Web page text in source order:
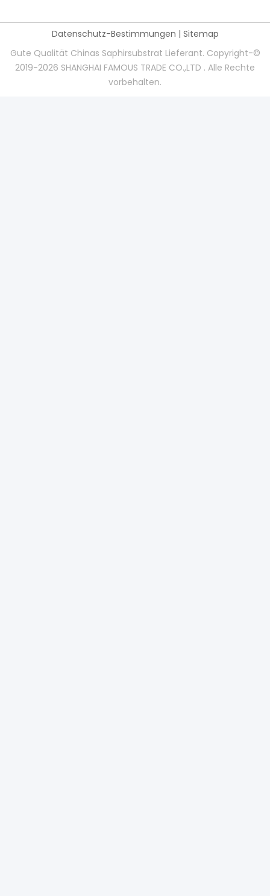
Datenschutz-Bestimmungen | Sitemap
Gute Qualität Chinas Saphirsubstrat Lieferant. Copyright-©
2019-2026 SHANGHAI FAMOUS TRADE CO.,LTD . Alle Rechte
vorbehalten.